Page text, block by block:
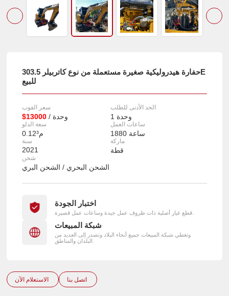
حفارة هيدروليكية صغيرة مستعملة من نوع كاتربيلر 303.5E
للبيع
سعر الفوب
$13000 / وحدة
الحد الأدنى للطلب
1 وحدة
سعة الدلو
0.12م³
ساعات العمل
1880 ساعة
سنة
2021
ماركة
قطة
شحن
الشحن البحري / الشحن البري
اختبار الجودة
شبكة المبيعات
وتغطي شبكة المبيعات جميع أنحاء البلاد وتصدر إلى العديد من
الاستعلام الآن اتصل بنا